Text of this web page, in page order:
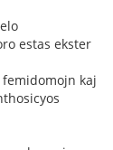
estas ekster
kaj